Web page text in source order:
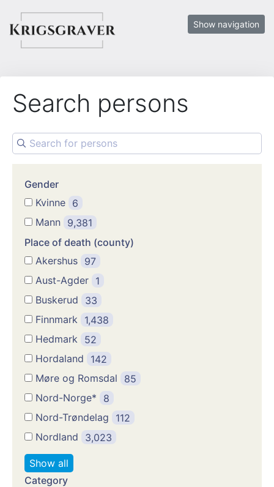
Show navigation
Search persons
Gender
Kvinne 6
Mann
9,381
Place of death (county)
Akershus 97
Aust-Agder 1
Buskerud
33
Finnmark 1,438
Hedmark 52
Hordaland
142
Møre og Romsdal
85
Nord-Norge*
8
Nord-Trøndelag
112
Nordland
3,023
Show all
Category